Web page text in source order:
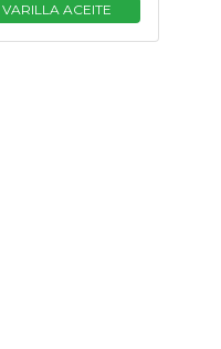
VARILLA ACEITE